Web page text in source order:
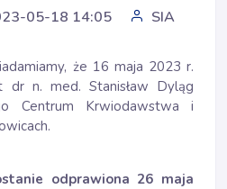
05-18 14:05
SIA
że 16 maja 2023 r.
n. med. Stanisław Dyląg
Centrum Krwiodawstwa i
odprawiona 26 maja